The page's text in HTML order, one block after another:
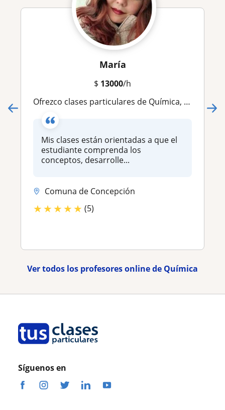
María
$ 13000/h
Ofrezco clases particulares de Química, Química Orgánica, Bioquímica y Biología para estudiantes de enseñanza media
Mis clases están orientadas a que el
estudiante comprenda los
conceptos, desarrolle...
Comuna de Concepción
★★★★★ (5)
Ver todos los profesores online de Química
Síguenos en